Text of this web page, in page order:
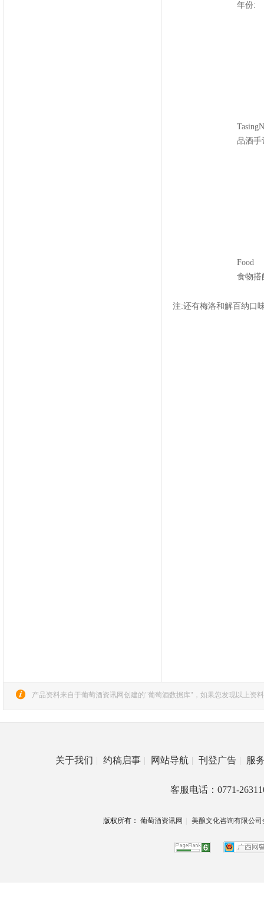
年份:
品酒手
Food
食物搭
注:还有梅洛和解百纳口
产品资料来自于葡萄酒资讯网创建的"葡萄酒数据库"，如果您发现以上资
关于我们 | 约稿启事 | 网站导航 | 刊登广告 | 服
客服电话：0771-
版权所有： 葡萄酒资讯网 美酿文化咨询有限公司